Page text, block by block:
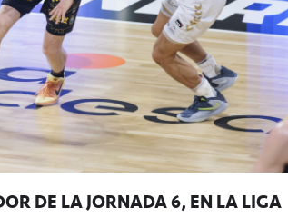
DE LA JORNADA 6’ EN LA LIGA